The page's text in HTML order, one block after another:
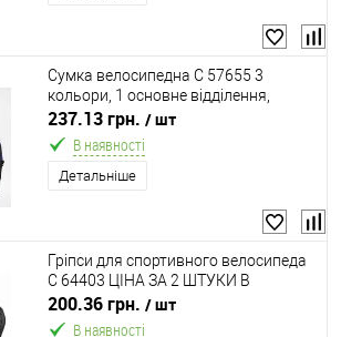
Сумка велосипедна С 57655 3
кольори, 1 основне відділення,
світловідбивальні вставки,
пластикові застібки, в пакеті
237.13 грн. / шт
В наявності
Детальніше
Гріпси для спортивного велосипеда
C 64403 ЦІНА ЗА 2 ШТУКИ В
УПАКОВЦІ, у коробці
200.36 грн. / шт
В наявності